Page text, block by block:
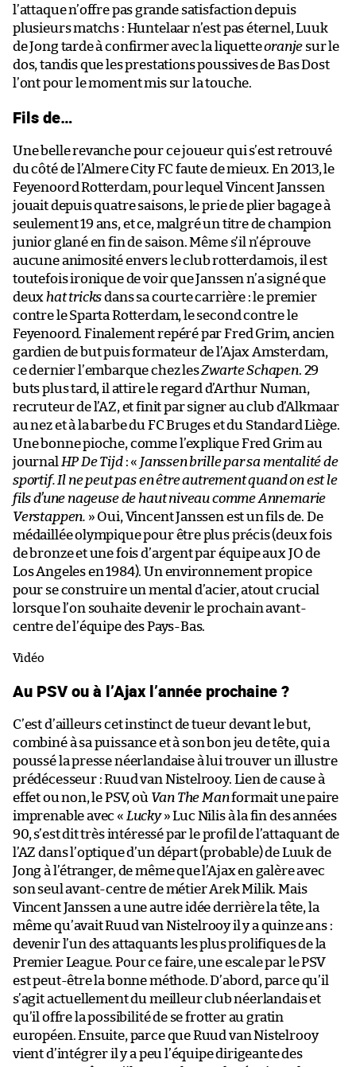
l’attaque n’offre pas grande satisfaction depuis
plusieurs matchs : Huntelaar n’est pas éternel, Luuk
de Jong tarde à confirmer avec la liquetteoranje sur le
dos, tandis que les prestations poussives de Bas Dost
l’ont pour le moment mis sur la touche.
Fils de…
Une belle revanche pour ce joueur qui s’est retrouvé
du côté de l’Almere City FC faute de mieux. En 2013, le
Feyenoord Rotterdam, pour lequel Vincent Janssen
jouait depuis quatre saisons, le prie de plier bagage à
seulement 19 ans, et ce, malgré un titre de champion
junior glané en fin de saison. Même s’il n’éprouve
aucune animosité envers le club rotterdamois, il est
toutefois ironique de voir que Janssen n’a signé que
deux hat tricksdans sa courte carrière : le premier
contre le Sparta Rotterdam, le second contre le
Feyenoord. Finalement repéré par Fred Grim, ancien
gardien de but puis formateur de l’Ajax Amsterdam,
ce dernier l’embarque chez lesZwarte Schapen. 29
buts plus tard, il attire le regard d’Arthur Numan,
recruteur de l’AZ, et finit par signer au club d’Alkmaar
au nez et à la barbe du FC Bruges et du Standard Liège.
Une bonne pioche, comme l’explique Fred Grim au
journal HP De Tijd: « Janssen brille par sa mentalité de
sportif. Il ne peut pas en être autrement quand on est le
fils d’une nageuse de haut niveau comme Annemarie
Verstappen. » Oui, Vincent Janssen est un fils de. De
médaillée olympique pour être plus précis (deux fois
de bronze et une fois d’argent par équipe aux JO de
Los Angeles en 1984). Un environnement propice
pour se construire un mental d’acier, atout crucial
lorsque l’on souhaite devenir le prochain avant-
centre de l’équipe des Pays-Bas.
Vidéo
Au PSV ou à l’Ajax l’année prochaine ?
C’est d’ailleurs cet instinct de tueur devant le but,
combiné à sa puissance et à son bon jeu de tête, qui a
poussé la presse néerlandaise à lui trouver un illustre
prédécesseur : Ruud van Nistelrooy. Lien de cause à
effet ou non, le PSV, où Van The Manformait une paire
imprenable avec « Lucky» Luc Nilis à la fin des années
90, s’est dit très intéressé par le profil de l’attaquant de
l’AZ dans l’optique d’un départ (probable) de Luuk de
Jong à l’étranger, de même que l’Ajax en galère avec
son seul avant-centre de métier Arek Milik. Mais
Vincent Janssen a une autre idée derrière la tête, la
même qu’avait Ruud van Nistelrooy il y a quinze ans :
devenir l’un des attaquants les plus prolifiques de la
Premier League. Pour ce faire, une escale par le PSV
est peut-être la bonne méthode. D’abord, parce qu’il
s’agit actuellement du meilleur club néerlandais et
qu’il offre la possibilité de se frotter au gratin
européen. Ensuite, parce que Ruud van Nistelrooy
vient d’intégrer il y a peu l’équipe dirigeante des